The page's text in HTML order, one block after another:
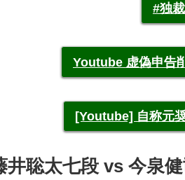
#独
Youtube 虚偽申告
[Youtube] 自称元
井聡太七段 vs 今泉